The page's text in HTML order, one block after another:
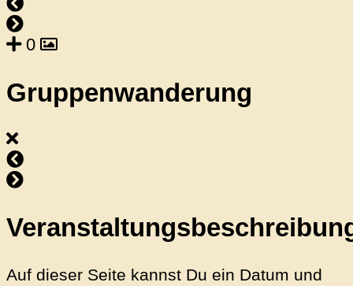
0
Gruppenwanderung
Auf dieser Seite kannst Du ein Datum und